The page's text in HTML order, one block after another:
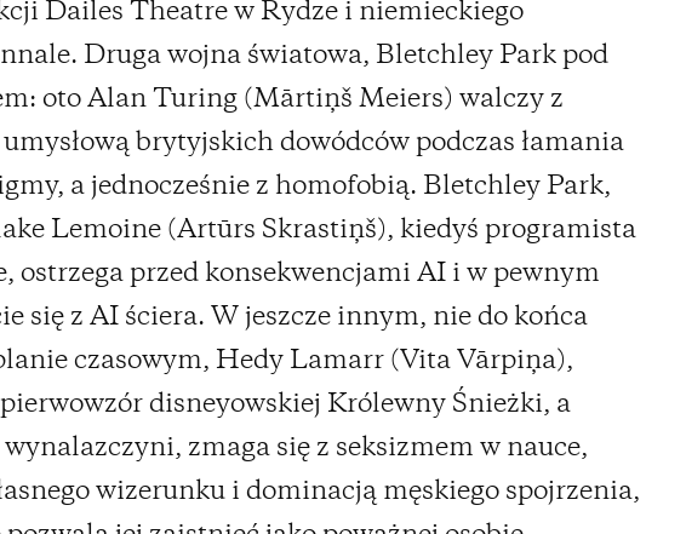
Dailes Theatre w Rydze i niemieckiego
Druga wojna światowa, Bletchley Park pod
oto Alan Turing (Mārtiņš Meiers) walczy z
brytyjskich dowódców podczas łamania
a jednocześnie z homofobią. Bletchley Park,
Lemoine (Artūrs Skrastiņš), kiedyś programista
ostrzega przed konsekwencjami AI i w pewnym
się z AI ściera. W jeszcze innym, nie do końca
czasowym, Hedy Lamarr (Vita Vārpiņa),
disneyowskiej Królewny Śnieżki, a
zmaga się z seksizmem w nauce,
wizerunku i dominacją męskiego spojrzenia,